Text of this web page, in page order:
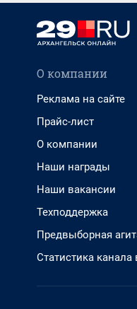
О компании
Реклама на сайте
Прайс-лист
О компании
Наши награды
Наши вакансии
Техподдержка
Предвыборная
Статистика канала